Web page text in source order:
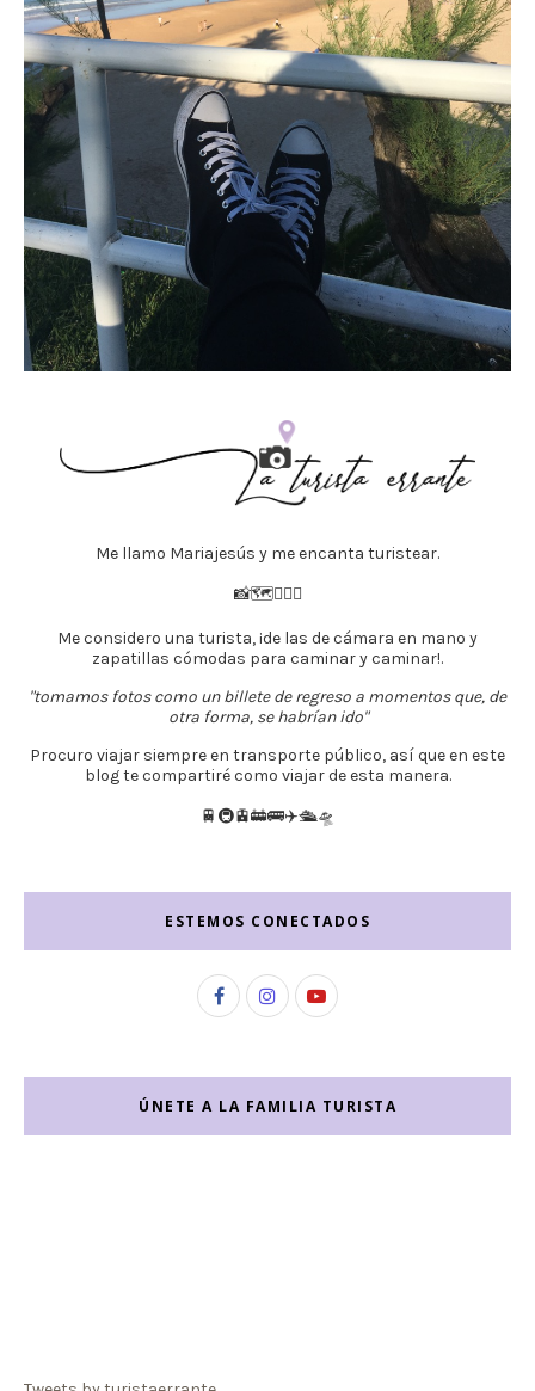
Me llamo Mariajesús y me encanta turistear.
📸🗺️🚶🏻‍♀️
Me considero una turista, ¡de las de cámara en mano y
zapatillas cómodas para caminar y caminar!.
"tomamos fotos como un billete de regreso a momentos que, de
otra forma, se habrían ido"
Procuro viajar siempre en transporte público, así que en este
blog te compartiré como viajar de esta manera.
🚆🚇🚊🚋🚌✈️🛳️🛸
ESTEMOS CONECTADOS
ÚNETE A LA FAMILIA TURISTA